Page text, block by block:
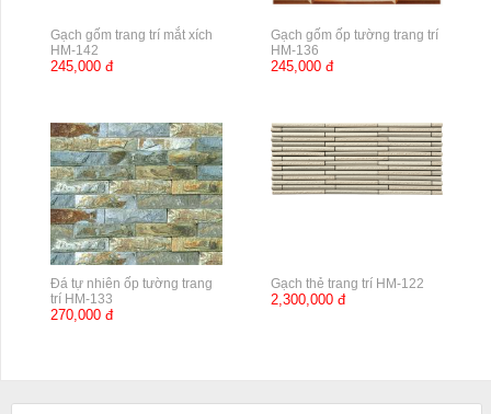
Gạch gốm trang trí mắt xích
HM-142
245,000 đ
Gạch gốm ốp tường trang trí
HM-136
245,000 đ
Đá tự nhiên ốp tường trang
trí HM-133
270,000 đ
Gạch thẻ trang trí HM-122
2,300,000 đ